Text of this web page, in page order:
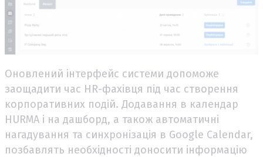
Оновлений інтерфейс системи допоможе
заощадити час HR-фахівця під час створення
корпоративних подій. Додавання в календар
HURMA і на дашборд, а також автоматичні
нагадування та синхронізація в Google Calendar,
позбавлять необхідності доносити інформацію